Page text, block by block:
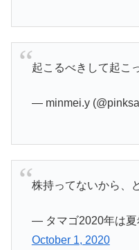
起こるべきして起こ
— minmei.y
株持ってないから、
— タマゴ2020年は夏
October 1, 2020